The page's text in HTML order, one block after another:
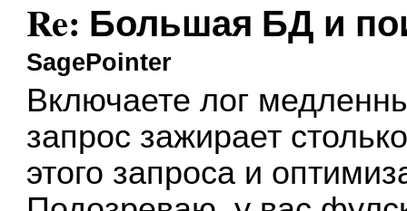
Re: Большая БД и
SagePointer
Включаете лог
запрос зажирает
этого запроса и